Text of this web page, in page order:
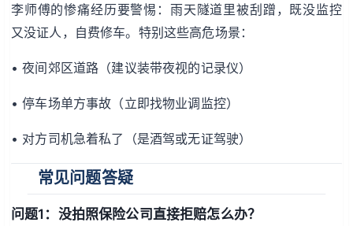
李师傅的惨痛经历要警惕：雨天隧道里被刮蹭，既没监控
又没证人，自费修车。特别这些高危场景：
• 夜间郊区道路（建议装带夜视的记录仪）
• 停车场单方事故（立即找物业调监控）
• 对方司机急着私了（是酒驾或无证驾驶）
常见问题答疑
问题1：没拍照保险公司直接拒赔怎么办？